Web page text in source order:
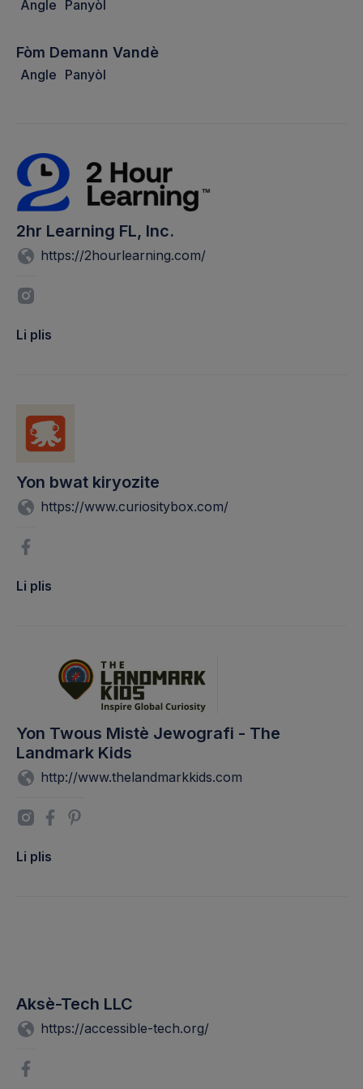
Angle Panyòl
Fòm Demann Vandè
Angle Panyòl
2hr Learning FL, Inc.
https://2hourlearning.com/
Li plis
Yon bwat kiryozite
https://www.curiositybox.com/
Li plis
Yon Twous Mistè Jewografi - The
Landmark Kids
http://www.thelandmarkkids.com
Li plis
Aksè-Tech LLC
https://accessible-tech.org/